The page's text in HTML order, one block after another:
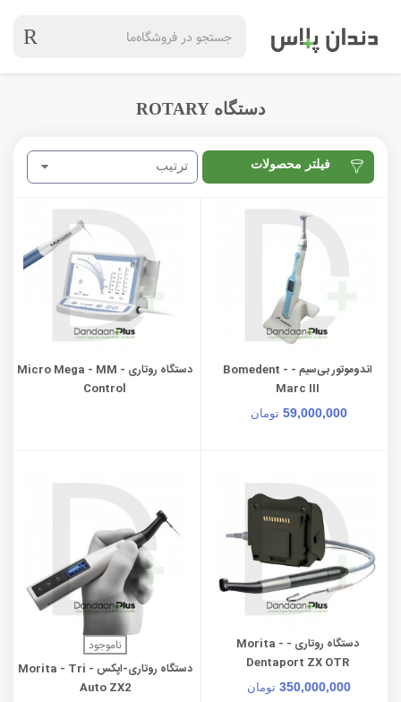
دستگاه ROTARY
فیلتر محصولات ترتیب
اندوموتور بی‌سیم - Bomedent -
Marc III
59,000,000 تومان
دستگاه روتاری - Micro Mega - MM
Control
دستگاه روتاری - Morita -
Dentaport ZX OTR
350,000,000 تومان
ناموجود
دستگاه روتاری-اپکس - Morita - Tri
Auto ZX2